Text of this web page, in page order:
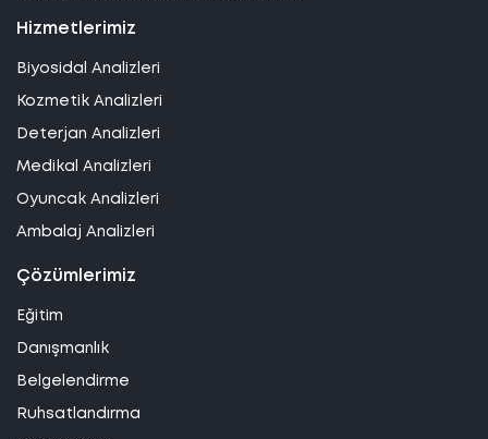
Hizmetlerimiz
Biyosidal Analizleri
Kozmetik Analizleri
Deterjan Analizleri
Medikal Analizleri
Oyuncak Analizleri
Ambalaj Analizleri
Çözümlerimiz
Eğitim
Danışmanlık
Belgelendirme
Ruhsatlandırma